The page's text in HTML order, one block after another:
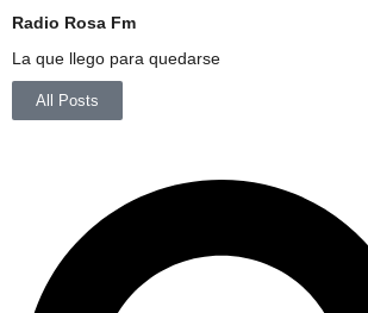
Radio Rosa Fm
La que llego para quedarse
All Posts